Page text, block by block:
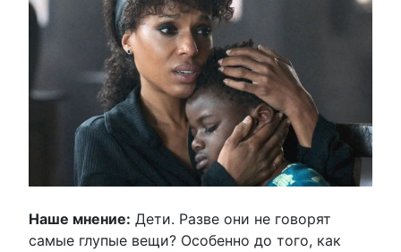
Наше мнение: Дети. Разве они не говорят
самые глупые вещи? Особенно до того, как